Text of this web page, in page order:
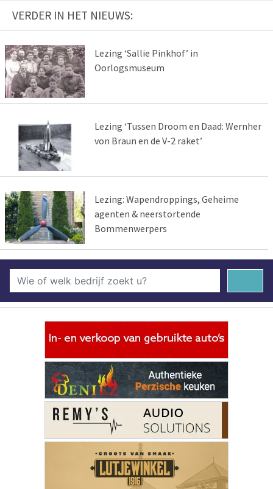
VERDER IN HET NIEUWS:
Lezing ‘Sallie Pinkhof’ in
Oorlogsmuseum
Lezing ‘Tussen Droom en Daad: Wernher
von Braun en de V-2 raket’
Lezing: Wapendroppings, Geheime
agenten & neerstortende
Bommenwerpers